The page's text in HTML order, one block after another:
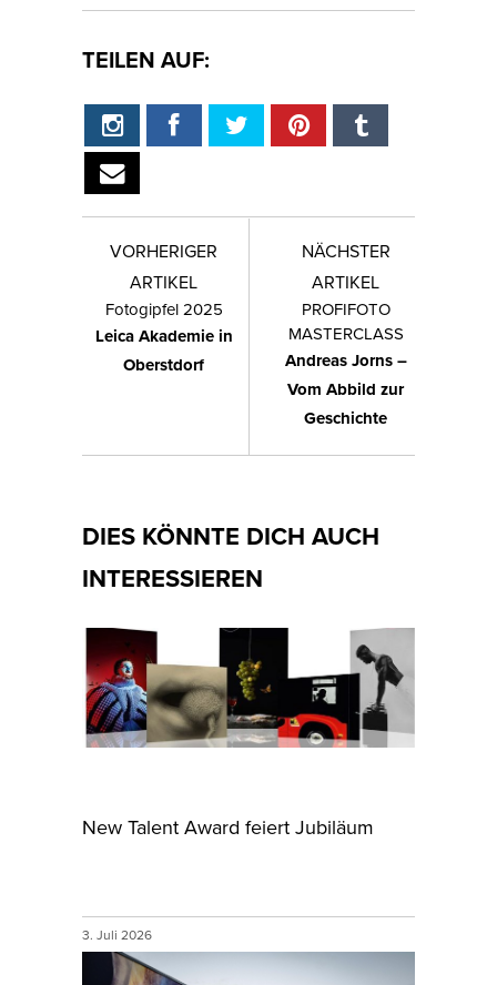
TEILEN AUF:
VORHERIGER
ARTIKEL
Fotogipfel 2025
Leica Akademie in
Oberstdorf
NÄCHSTER
ARTIKEL
PROFIFOTO
MASTERCLASS
Andreas Jorns –
Vom Abbild zur
Geschichte
DIES KÖNNTE DICH AUCH
INTERESSIEREN
New Talent Award feiert Jubiläum
3. Juli 2026